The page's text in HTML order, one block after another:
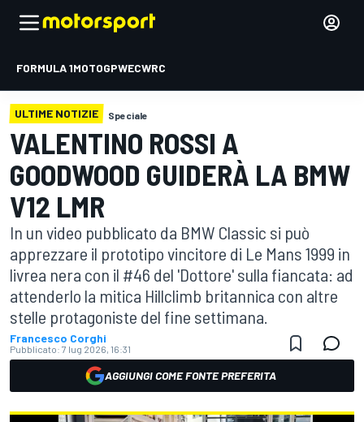
FORMULA 1MOTOGPWECWRC
ULTIME NOTIZIE Speciale
VALENTINO ROSSI A
GOODWOOD GUIDERÀ LA BMW
V12 LMR
In un video pubblicato da BMW Classic si può
apprezzare il prototipo vincitore di Le Mans 1999 in
livrea nera con il #46 del 'Dottore' sulla fiancata: ad
attenderlo la mitica Hillclimb britannica con altre
stelle protagoniste del fine settimana.
Francesco Corghi
Pubblicato: 7 lug 2026, 16:31
AGGIUNGI COME FONTE PREFERITA